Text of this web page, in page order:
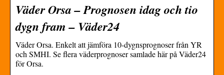
Väder Orsa – Prognosen idag och tio
dygn fram – Väder24
Väder Orsa. Enkelt att jämföra 10-dygnsprognoser från YR
och SMHI. Se flera väderprognoser samlade här på Väder24
för Orsa.